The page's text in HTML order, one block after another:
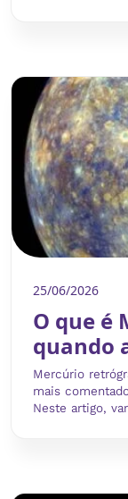
25/06/2026
O que é
quando
Mercúrio
mais
Neste artigo,